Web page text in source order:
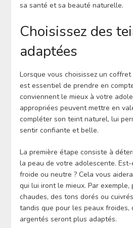
sa santé et sa beauté naturelle.
Choisissez des
adaptées
Lorsque vous choisissez un
est essentiel de prendre en
conviennent le mieux à votre
appropriées peuvent mettre en
compléter son teint naturel, lui
sentir confiante et belle.
La première étape consiste à
la peau de votre adolescente.
froide ou neutre ? Cela vous
qui lui iront le mieux. Par exemple,
chaudes, des tons dorés ou
tandis que pour les peaux froides,
argentés seront plus adaptés.